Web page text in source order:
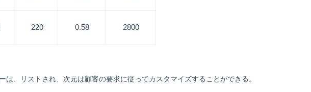
220 0.58 2800
は、リストされ、次元は顧客の要求に従ってカスタマイズすることができる。